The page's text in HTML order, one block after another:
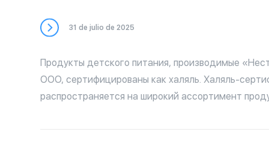
АО «ЛОТТЕ Рахат»: № AHIKKZ-472 от 28.03.2025
30.03.2025 (действителен до 29.03.2026) Теперь халяль-
продукция от «ЛОТТЕ Рахат» официально
доступна для потребителей, соблюдающих нормы
31 de julio de 2025
Продукты детского питания, производимые
ООО, сертифицированы как халяль. Халяль-
распространяется на широкий ассортимент